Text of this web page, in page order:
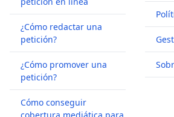
¿Cómo redactar una
petición?
¿Cómo promover una
petición?
Cómo conseguir